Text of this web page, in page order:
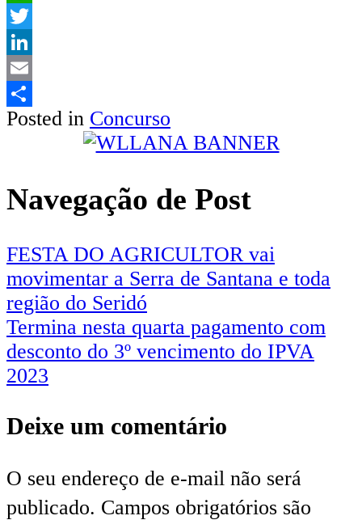
WhatsApp
Twitter
LinkedIn
Email
Share
Posted in Concurso
Navegação de Post
FESTA DO AGRICULTOR vai
movimentar a Serra de Santana e toda
região do Seridó
Termina nesta quarta pagamento com
desconto do 3º vencimento do IPVA
2023
Deixe um comentário
O seu endereço de e-mail não será
publicado. Campos obrigatórios são